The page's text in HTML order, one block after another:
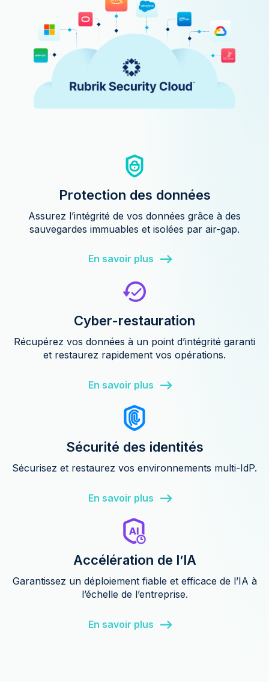
Protection des données
Assurez l’intégrité de vos données grâce à des
sauvegardes immuables et isolées par air-gap.
En savoir plus
Cyber-restauration
Récupérez vos données à un point d’intégrité garanti
et restaurez rapidement vos opérations.
En savoir plus
Sécurité des identités
Sécurisez et restaurez vos environnements multi-IdP.
En savoir plus
Accélération de l’IA
Garantissez un déploiement fiable et efficace de l’IA à
l’échelle de l’entreprise.
En savoir plus